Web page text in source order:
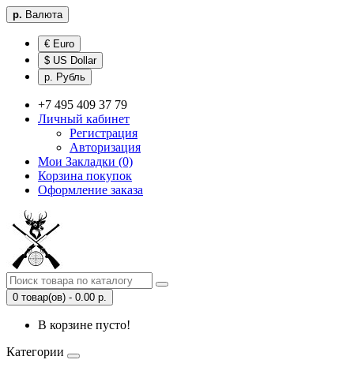
р. Валюта
€ Euro
$ US Dollar
р. Рубль
+7 495 409 37 79
Личный кабинет
Регистрация
Авторизация
Мои Закладки (0)
Корзина покупок
Оформление заказа
0 товар(ов) - 0.00 р.
В корзине пусто!
Категории